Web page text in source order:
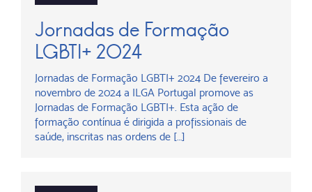
Jornadas de Formação
LGBTI+ 2024
Jornadas de Formação LGBTI+ 2024 De fevereiro a
novembro de 2024 a ILGA Portugal promove as
Jornadas de Formação LGBTI+. Esta ação de
formação contínua é dirigida a profissionais de
saúde, inscritas nas ordens de […]